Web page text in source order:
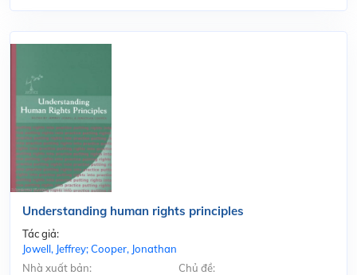
Understanding human rights principles
Tác giả:
Jowell, Jeffrey; Cooper, Jonathan
Nhà xuất bản:
Chủ đề: